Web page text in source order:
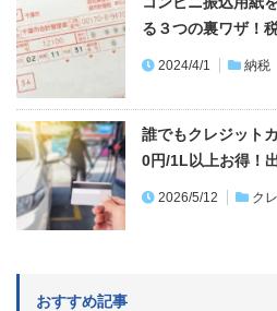
る３つの裏ワザ！
2024/4/1 納税
誰でもクレジット
0円/1L以上お得！
2026/5/12 ク
おすすめ記事